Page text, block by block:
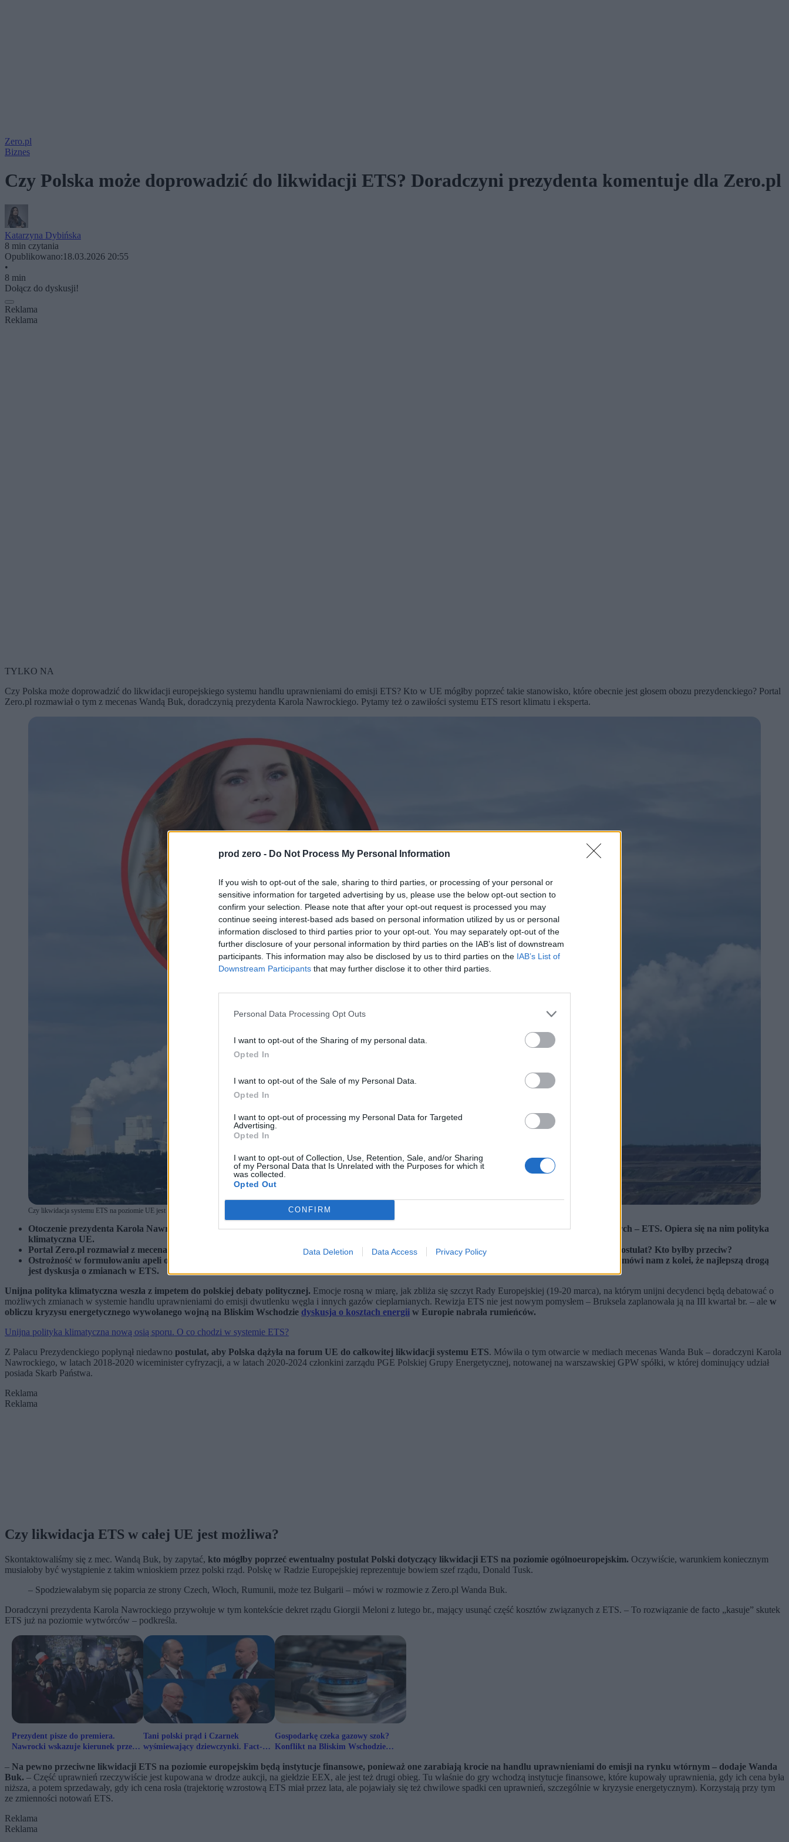
prod zero - Do Not Process My Personal Information
If you wish to opt-out of the sale, sharing to third parties, or processing of your personal or
sensitive information for targeted advertising by us, please use the below opt-out section to
confirm your selection. Please note that after your opt-out request is processed you may
continue seeing interest-based ads based on personal information utilized by us or personal
information disclosed to third parties prior to your opt-out. You may separately opt-out of the
further disclosure of your personal information by third parties on the IAB’s list of downstream
participants. This information may also be disclosed by us to third parties on the IAB’s List of
Downstream Participants that may further disclose it to other third parties.
Personal Data Processing Opt Outs
I want to opt-out of the Sharing of my personal data.
Opted In
I want to opt-out of the Sale of my Personal Data.
Opted In
I want to opt-out of processing my Personal Data for Targeted
Advertising.
Opted In
I want to opt-out of Collection, Use, Retention, Sale, and/or Sharing
of my Personal Data that Is Unrelated with the Purposes for which it
was collected.
Opted Out
CONFIRM
Data Deletion Data Access Privacy Policy
Zero.pl
Biznes
Czy Polska może doprowadzić do likwidacji ETS? Doradczyni prezydenta komentuje dla Zero.pl
Katarzyna Dybińska
8 min czytania
Opublikowano:18.03.2026 20:55
•
8 min
Dołącz do dyskusji!
Reklama
Reklama
TYLKO NA
Czy Polska może doprowadzić do likwidacji europejskiego systemu handlu uprawnieniami do emisji ETS? Kto w UE mógłby poprzeć takie stanowisko, które obecnie jest głosem obozu prezydenckiego? Portal
Zero.pl rozmawiał o tym z mecenas Wandą Buk, doradczynią prezydenta Karola Nawrockiego. Pytamy też o zawiłości systemu ETS resort klimatu i eksperta.
Czy likwidacja systemu ETS na poziomie UE jest możliwa? Doradczyni prezydenta Wanda Buk komentuje dla Zero.pl (fot. Wojciech Olkuśnik, Paweł Wodzyński / East News)
Otoczenie prezydenta Karola Nawrockiego postuluje całkowitą likwidację europejskiego systemu handlu uprawnieniami do emisji gazów cieplarnianych – ETS. Opiera się na nim polityka
klimatyczna UE.
Portal Zero.pl rozmawiał z mecenas Wandą Buk, doradczynią prezydenta i byłą wiceprezes energetycznego giganta, PGE. Kto mógłby poprzeć taki postulat? Kto byłby przeciw?
Ostrożność w formułowaniu apeli o likwidację ETS zaleca Jakub Wiech, ekspert ds. transformacji energetycznej. Ministerstwo Klimatu i Środowiska mówi nam z kolei, że najlepszą drogą
jest dyskusja o zmianach w ETS.
Unijna polityka klimatyczna weszła z impetem do polskiej debaty politycznej. Emocje rosną w miarę, jak zbliża się szczyt Rady Europejskiej (19-20 marca), na którym unijni decydenci będą debatować o
możliwych zmianach w systemie handlu uprawnieniami do emisji dwutlenku węgla i innych gazów cieplarnianych. Rewizja ETS nie jest nowym pomysłem – Bruksela zaplanowała ją na III kwartał br. – ale w
obliczu kryzysu energetycznego wywołanego wojną na Bliskim Wschodzie dyskusja o kosztach energii w Europie nabrała rumieńców.
Unijna polityka klimatyczna nową osią sporu. O co chodzi w systemie ETS?
Z Pałacu Prezydenckiego popłynął niedawno postulat, aby Polska dążyła na forum UE do całkowitej likwidacji systemu ETS. Mówiła o tym otwarcie w mediach mecenas Wanda Buk – doradczyni Karola
Nawrockiego, w latach 2018-2020 wiceminister cyfryzacji, a w latach 2020-2024 członkini zarządu PGE Polskiej Grupy Energetycznej, notowanej na warszawskiej GPW spółki, w której dominujący udział
posiada Skarb Państwa.
Reklama
Reklama
Czy likwidacja ETS w całej UE jest możliwa?
Skontaktowaliśmy się z mec. Wandą Buk, by zapytać, kto mógłby poprzeć ewentualny postulat Polski dotyczący likwidacji ETS na poziomie ogólnoeuropejskim. Oczywiście, warunkiem koniecznym
musiałoby być wystąpienie z takim wnioskiem przez polski rząd. Polskę w Radzie Europejskiej reprezentuje bowiem szef rządu, Donald Tusk.
– Spodziewałabym się poparcia ze strony Czech, Włoch, Rumunii, może tez Bułgarii – mówi w rozmowie z Zero.pl Wanda Buk.
Doradczyni prezydenta Karola Nawrockiego przywołuje w tym kontekście dekret rządu Giorgii Meloni z lutego br., mający usunąć część kosztów związanych z ETS. – To rozwiązanie de facto „kasuje” skutek
ETS już na poziomie wytwórców – podkreśla.
Prezydent pisze do premiera.
Nawrocki wskazuje kierunek przed
Tani polski prąd i Czarnek
wyśmiewający dziewczynki. Fact-
Gospodarkę czeka gazowy szok?
Konflikt na Bliskim Wschodzie
– Na pewno przeciwne likwidacji ETS na poziomie europejskim będą instytucje finansowe, ponieważ one zarabiają krocie na handlu uprawnieniami do emisji na rynku wtórnym – dodaje Wanda
Buk. – Część uprawnień rzeczywiście jest kupowana w drodze aukcji, na giełdzie EEX, ale jest też drugi obieg. Tu właśnie do gry wchodzą instytucje finansowe, które kupowały uprawnienia, gdy ich cena była
niższa, a potem sprzedawały, gdy ich cena rosła (trajektorię wzrostową ETS miał przez lata, ale pojawiały się też chwilowe spadki cen uprawnień, szczególnie w kryzysie energetycznym). Korzystają przy tym
ze zmienności notowań ETS.
Reklama
Reklama